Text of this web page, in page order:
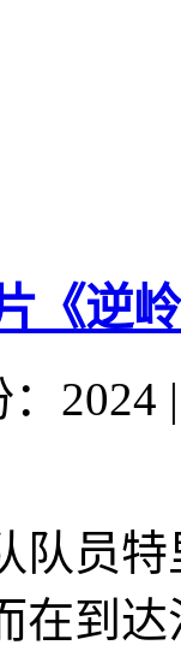
《逆
：2024 |
员特
在到